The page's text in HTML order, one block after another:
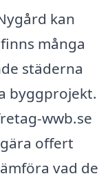
kan
många
städerna
byggprojekt.
wwb.se
offert
vad de